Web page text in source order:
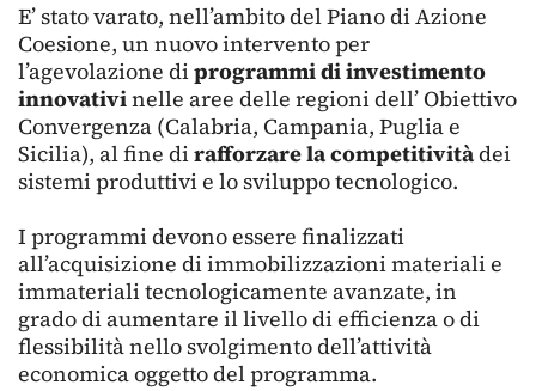
E’ stato varato, nell’ambito del Piano di Azione
Coesione, un nuovo intervento per
l’agevolazione diprogrammi di investimento
innovativinelle aree delle regioni dell’ Obiettivo
Convergenza (Calabria, Campania, Puglia e
Sicilia), al fine dirafforzare la competitivitàdei
sistemi produttivi e lo sviluppo tecnologico.
I programmi devono essere finalizzati
all’acquisizione di immobilizzazioni materiali e
immateriali tecnologicamente avanzate, in
grado di aumentare il livello di efficienza o di
flessibilità nello svolgimento dell’attività
economica oggetto del programma.